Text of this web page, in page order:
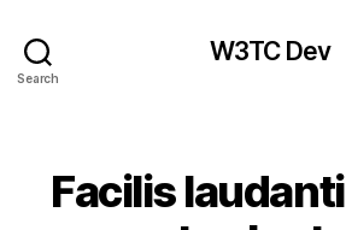
Search
W3TC Dev
Facilis